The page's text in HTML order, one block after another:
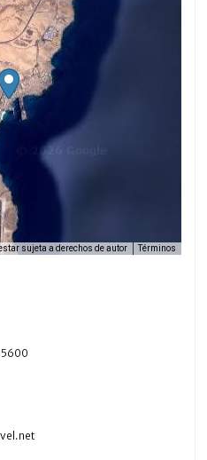
sujeta a derechos de autor Términos